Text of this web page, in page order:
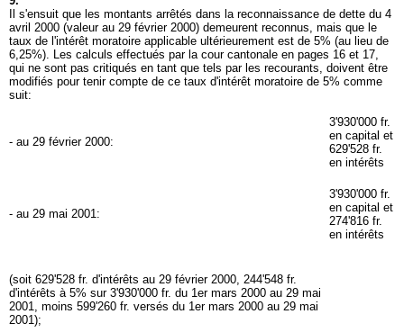
Il s'ensuit que les montants arrêtés dans la reconnaissance de dette du 4
avril 2000 (valeur au 29 février 2000) demeurent reconnus, mais que le
taux de l'intérêt moratoire applicable ultérieurement est de 5% (au lieu de
6,25%). Les calculs effectués par la cour cantonale en pages 16 et 17,
qui ne sont pas critiqués en tant que tels par les recourants, doivent être
modifiés pour tenir compte de ce taux d'intérêt moratoire de 5% comme
suit:
- au 29 février 2000:
3'930'000 fr.
en capital et
629'528 fr.
en intérêts
- au 29 mai 2001:
3'930'000 fr.
en capital et
274'816 fr.
en intérêts
(soit 629'528 fr. d'intérêts au 29 février 2000, 244'548 fr.
d'intérêts à 5% sur 3'930'000 fr. du 1er mars 2000 au 29 mai
2001, moins 599'260 fr. versés du 1er mars 2000 au 29 mai
2001);